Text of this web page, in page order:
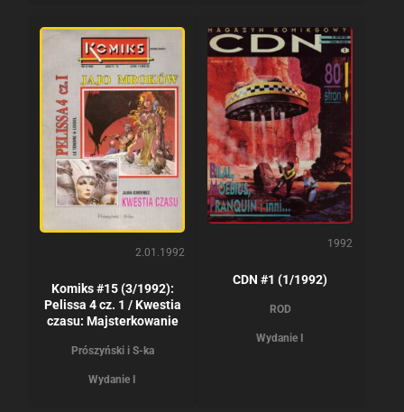
2.01.1992
Komiks #15 (3/1992):
Pelissa 4 cz. 1 / Kwestia
czasu: Majsterkowanie
Prószyński i S-ka
Wydanie I
1992
CDN #1 (1/1992)
ROD
Wydanie I